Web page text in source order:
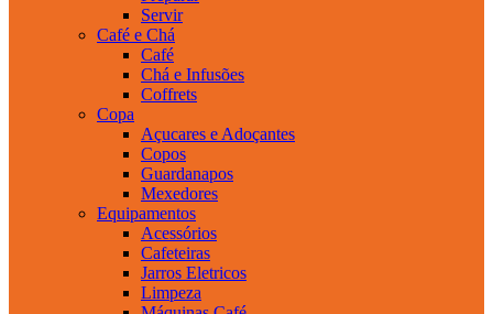
Servir
Café e Chá
Café
Chá e Infusões
Coffrets
Copa
Açucares e Adoçantes
Copos
Guardanapos
Mexedores
Equipamentos
Acessórios
Cafeteiras
Jarros Eletricos
Limpeza